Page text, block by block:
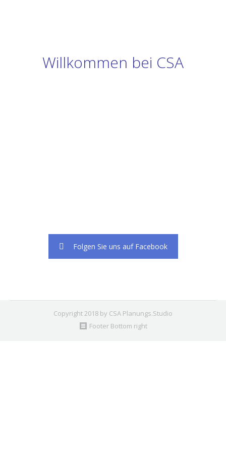
Willkommen bei CSA
Folgen Sie uns auf Facebook
Copyright 2018 by CSA Planungs.Studio
Footer Bottom right